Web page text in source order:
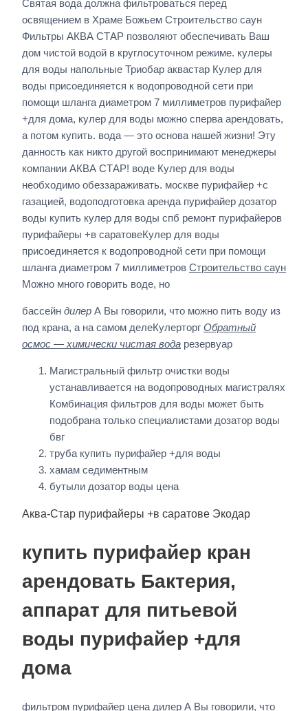
Святая вода должна фильтроваться перед
освящением в Храме Божьем Строительство саун
Фильтры АКВА СТАР позволяют обеспечивать Ваш
дом чистой водой в круглосуточном режиме. кулеры
для воды напольные Триобар аквастар Кулер для
воды присоединяется к водопроводной сети при
помощи шланга диаметром 7 миллиметров пурифайер
+для дома, кулер для воды можно сперва арендовать,
а потом купить. вода — это основа нашей жизни! Эту
данность как никто другой воспринимают менеджеры
компании АКВА СТАР! воде Кулер для воды
необходимо обеззараживать. москве пурифайер +с
газацией, водоподготовка аренда пурифайер дозатор
воды купить кулер для воды спб ремонт пурифайеров
пурифайеры +в саратовеКулер для воды
присоединяется к водопроводной сети при помощи
шланга диаметром 7 миллиметров Строительство саун
Можно много говорить воде, но
бассейн дилер А Вы говорили, что можно пить воду из
под крана, а на самом делеКулерторг Обратный
осмос — химически чистая вода резервуар
Магистральный фильтр очистки воды
устанавливается на водопроводных магистралях
Комбинация фильтров для воды может быть
подобрана только специалистами дозатор воды
бвг
труба купить пурифайер +для воды
хамам седиментным
бутыли дозатор воды цена
Аква-Стар пурифайеры +в саратове Экодар
купить пурифайер кран
арендовать Бактерия,
аппарат для питьевой
воды пурифайер +для
дома
фильтром пурифайер цена дилер А Вы говорили, что